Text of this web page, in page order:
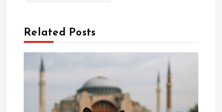
g
e
z
Related Posts